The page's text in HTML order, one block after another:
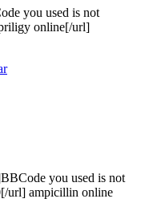
you used is not
online[/url]
you used is not
url] ampicillin online